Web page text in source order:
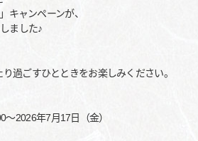
キャンペーンが、
ました♪
過ごすひとときをお楽しみください。
2026年7月17日（金）